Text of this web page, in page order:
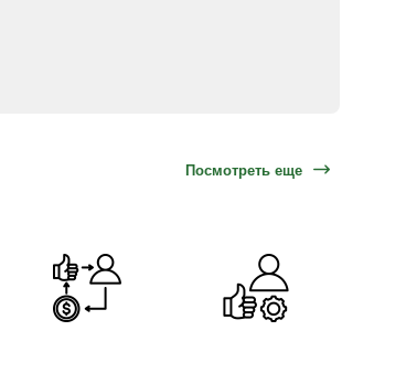
Посмотреть еще